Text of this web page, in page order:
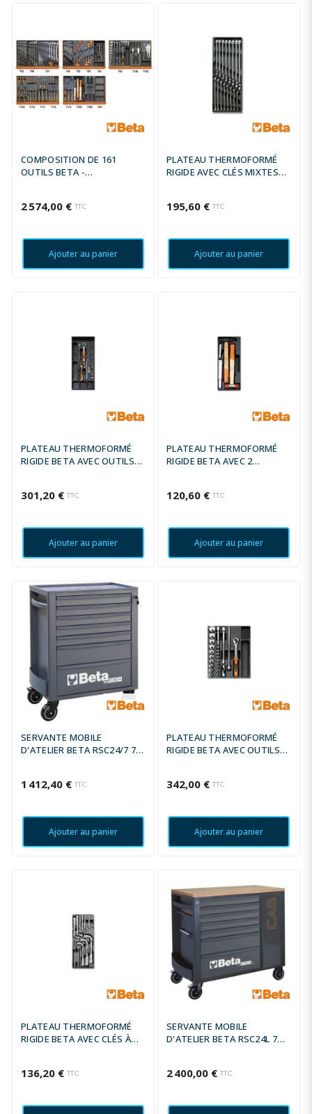
COMPOSITION DE 161
OUTILS BETA -
2 574,00 € TTC
Ajouter au panier
PLATEAU THERMOFORMÉ
RIGIDE AVEC CLÉS MIXTES
195,60 € TTC
Ajouter au panier
PLATEAU THERMOFORMÉ
RIGIDE BETA AVEC OUTILS
301,20 € TTC
Ajouter au panier
PLATEAU THERMOFORMÉ
RIGIDE BETA AVEC 2
120,60 € TTC
Ajouter au panier
SERVANTE MOBILE
D'ATELIER BETA RSC24/7 7
1 412,40 € TTC
Ajouter au panier
PLATEAU THERMOFORMÉ
RIGIDE BETA AVEC OUTILS
342,00 € TTC
Ajouter au panier
PLATEAU THERMOFORMÉ
RIGIDE BETA AVEC CLÉS À
136,20 € TTC
SERVANTE MOBILE
D'ATELIER BETA RSC24L 7
2 400,00 € TTC